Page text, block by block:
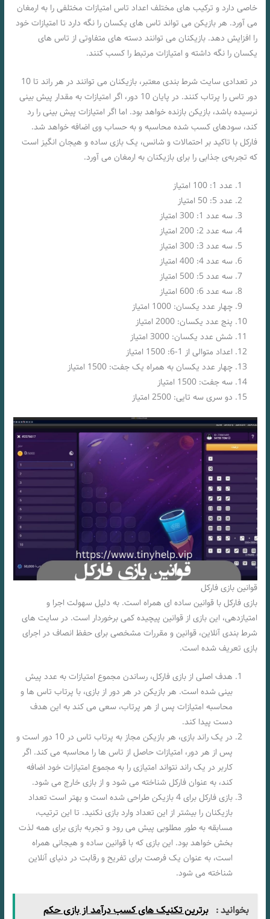
خاصی دارد و ترکیب‌ های مختلف اعداد تاس امتیازات مختلفی را به ارمغان
می‌ آورد. هر بازیکن می‌ تواند تاس‌ های یکسان را نگه دارد تا امتیازات خود
را افزایش دهد. بازیکنان می‌ توانند دسته‌ های متفاوتی از تاس‌ های
یکسان را نگه داشته و امتیازات مرتبط را کسب کنند.
در تعدادی سایت شرط بندی معتبر، بازیکنان می‌ توانند در هر راند تا 10
دور تاس را پرتاب کنند. در پایان 10 دور، اگر امتیازات به مقدار پیش‌ بینی
نرسیده باشد، بازیکن بازنده خواهد بود. اما اگر امتیازات پیش‌ بینی را رد
کند، سودهای کسب شده محاسبه و به حساب وی اضافه خواهد شد.
فارکل با تاکید بر احتمالات و شانس، یک بازی ساده و هیجان‌ انگیز است
که تجربه‌ی جذابی را برای بازیکنان به ارمغان می‌ آورد.
عدد 1: 100 امتیاز
عدد 5: 50 امتیاز
سه عدد 1: 300 امتیاز
سه عدد 2: 200 امتیاز
سه عدد 3: 300 امتیاز
سه عدد 4: 400 امتیاز
سه عدد 5: 500 امتیاز
سه عدد 6: 600 امتیاز
چهار عدد یکسان: 1000 امتیاز
پنج عدد یکسان: 2000 امتیاز
شش عدد یکسان: 3000 امتیاز
اعداد متوالی از 1-6: 1500 امتیاز
چهار عدد یکسان به همراه یک جفت: 1500 امتیاز
سه جفت: 1500 امتیاز
دو سری سه تایی: 2500 امتیاز
قوانین بازی فارکل
بازی فارکل با قوانین ساده‌ ای همراه است. به دلیل سهولت اجرا و
امتیازدهی، این بازی از قوانین پیچیده کمی برخوردار است. در سایت‌ های
شرط‌ بندی آنلاین، قوانین و مقررات مشخصی برای حفظ انصاف در اجرای
بازی تعریف شده است.
هدف اصلی از بازی فارکل، رساندن مجموع امتیازات به عدد پیش‌
بینی‌ شده است. هر بازیکن در هر دور از بازی، با پرتاب تاس‌ ها و
محاسبه امتیازات پس از هر پرتاب، سعی می‌ کند به این هدف
دست پیدا کند.
در یک راند بازی، هر بازیکن مجاز به پرتاب تاس در 10 دور است و
پس از هر دور، امتیازات حاصل از تاس‌ ها را محاسبه می‌ کند. اگر
کاربر در یک راند نتواند امتیازی را به مجموع امتیازات خود اضافه
کند، به عنوان فارکل شناخته می‌ شود و از بازی خارج می‌ شود.
بازی فارکل برای 4 بازیکن طراحی شده است و بهتر است تعداد
بازیکنان را بیشتر از این تعداد وارد بازی نکنید. تا این ترتیب،
مسابقه به‌ طور مطلوبی پیش می‌ رود و تجربه بازی برای همه لذت‌
بخش خواهد بود. این بازی که با قوانین ساده و هیجانی همراه
است، به عنوان یک فرصت برای تفریح و رقابت در دنیای آنلاین
شناخته می‌ شود.
بخوانید : برترین تکنیک های کسب درآمد از بازی حکم